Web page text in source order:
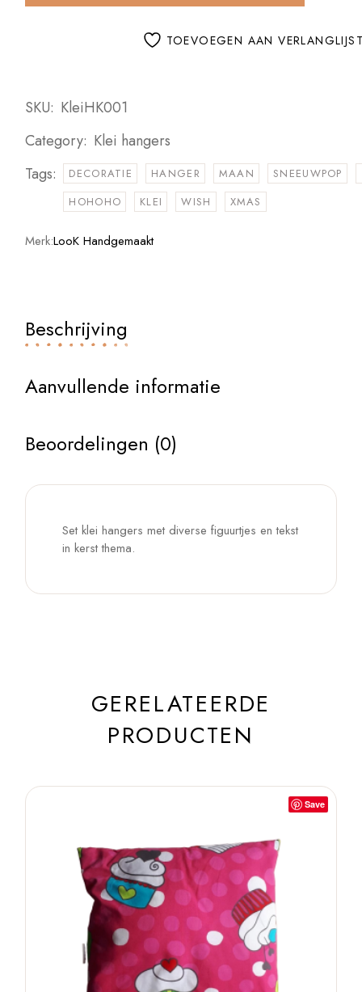
TOEVOEGEN AAN
SKU: KleiHK001
Category: Klei hangers
Tags:
DECORATIE HANGER MAAN SNEEUWPOP
HOHOHO
KLEI WISH XMAS
Merk:LooK Handgemaakt
Beschrijving
Aanvullende informatie
Beoordelingen (0)
Set klei hangers met diverse figuurtjes en tekst
in kerst thema.
GERELATEERDE
PRODUCTEN
Save